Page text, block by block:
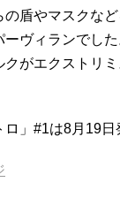
の盾やマスクな
ーヴィランでし
クがエクストリ
」#1は8月19日